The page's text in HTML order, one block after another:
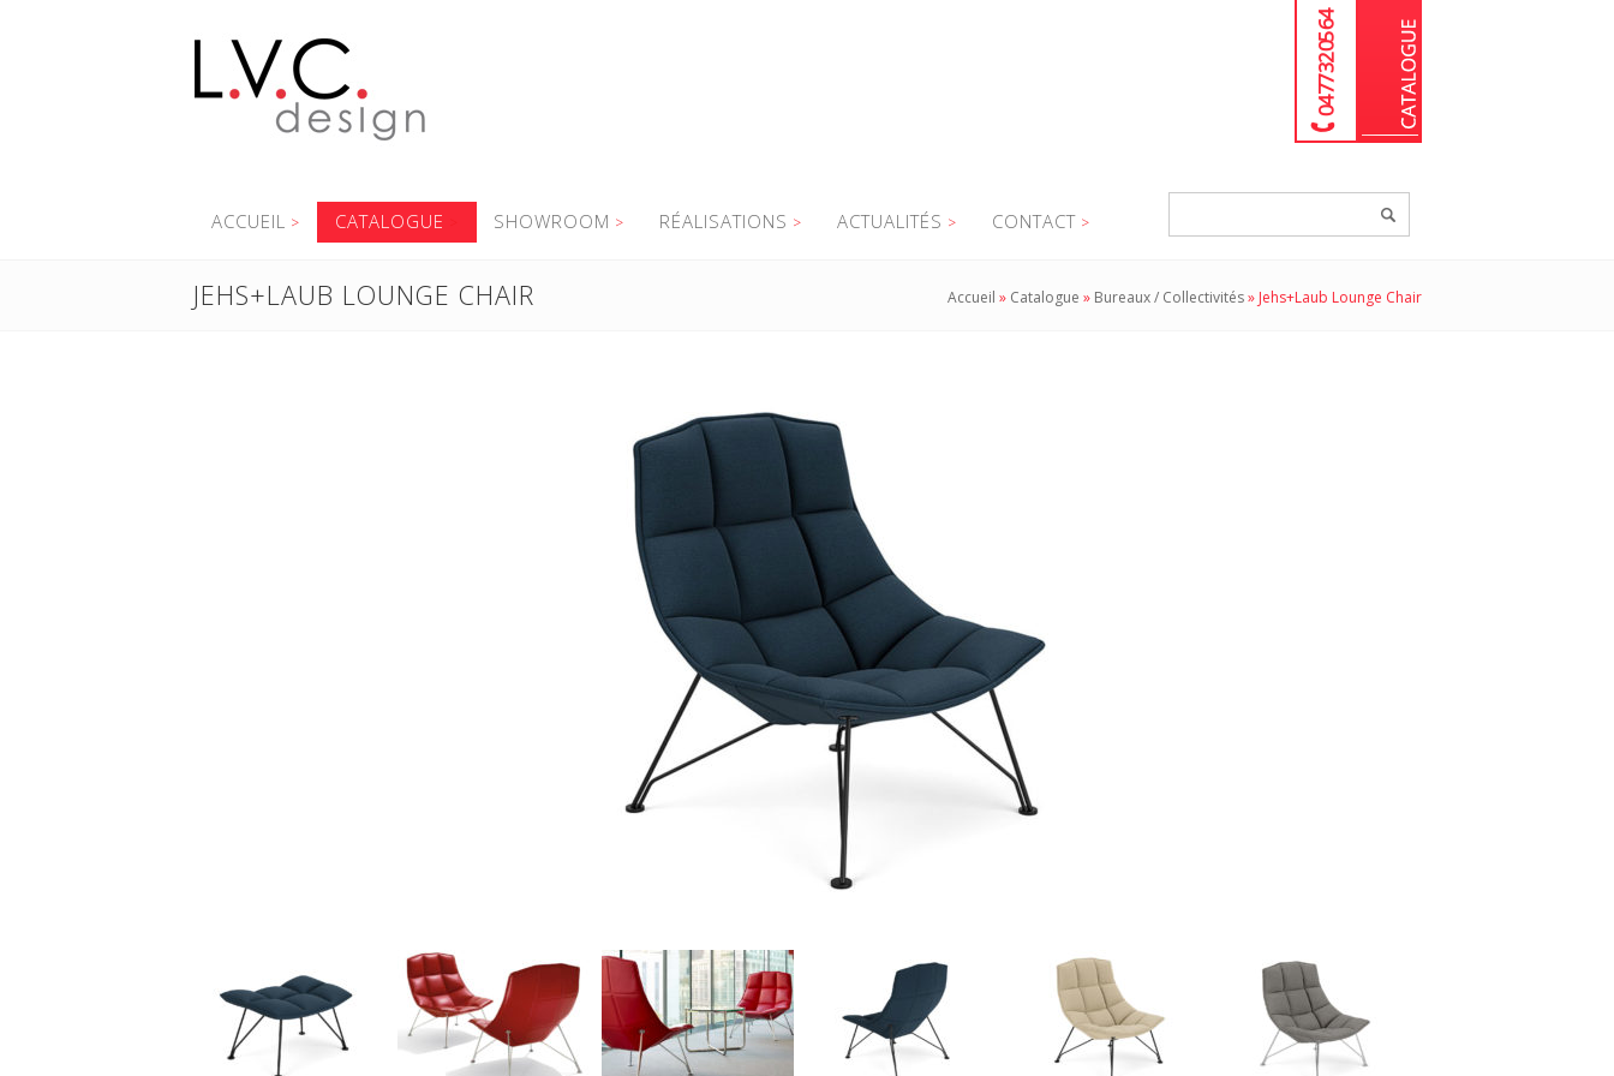
04 77 32 05 64
ACCUEIL CATALOGUE SHOWROOM RÉALISATIONS ACTUALITÉS CONTACT
JEHS+LAUB LOUNGE CHAIR Accueil » Catalogue » Bureaux / Collectivités» Jehs+Laub Lounge Chair